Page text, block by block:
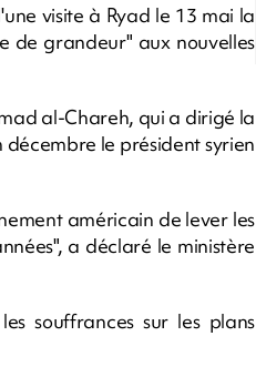
visite à Ryad le 13 mai la
de grandeur" aux nouvelles
al-Chareh, qui a dirigé la
le président syrien
américain de lever les
a déclaré le ministère
souffrances sur les plans